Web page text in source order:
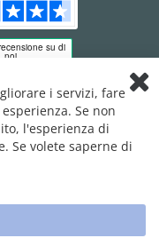
i servizi, fare
Se non
l'esperienza di
Se volete saperne di